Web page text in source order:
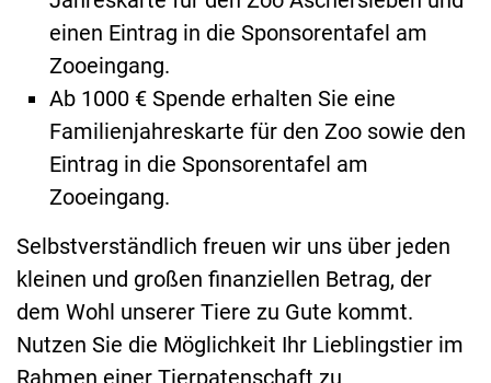
einen Eintrag in die Sponsorentafel am
Zooeingang.
Ab 1000 € Spende erhalten Sie eine
Familienjahreskarte für den Zoo sowie den
Eintrag in die Sponsorentafel am
Zooeingang.
Selbstverständlich freuen wir uns über jeden
kleinen und großen finanziellen Betrag, der
dem Wohl unserer Tiere zu Gute kommt.
Nutzen Sie die Möglichkeit Ihr Lieblingstier im
Rahmen einer Tierpatenschaft zu